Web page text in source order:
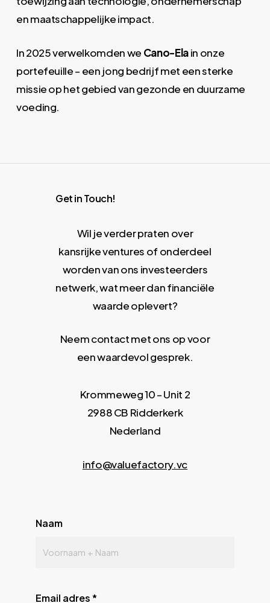
en maatschappelijke impact.
In 2025 verwelkomden we Cano-Elain onze
portefeuille – een jong bedrijf met een sterke
missie op het gebied van gezonde en duurzame
voeding.
Get in Touch!
Wil je verder praten over
kansrijke ventures of onderdeel
worden van ons investeerders
netwerk, wat meer dan financiële
waarde oplevert?
Neem contact met ons op voor
een waardevol gesprek.
Krommeweg 10 – Unit 2
2988 CB Ridderkerk
Nederland
info@valuefactory.vc
Naam
Email adres*